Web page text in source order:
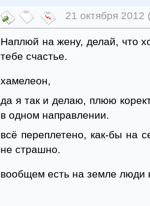
21 октября 2012
Наплюй на жену, делай, что
тебе счастье.
хамелеон,
да я так и делаю, плюю
в одном направлении.
всё переплетено, как-бы на
не страшно.
вообщем есть на земле люди